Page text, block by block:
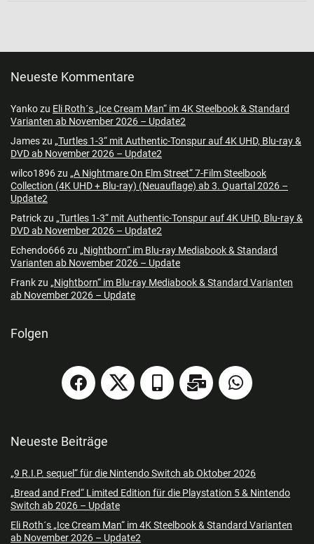
Neueste Kommentare
Yankozu Eli Roth´s „Ice Cream Man“ im 4K Steelbook & Standard
Varianten ab November 2026 – Update2
Jameszu „Turtles 1-3“ mit Authentic-Tonspur auf 4K UHD, Blu-ray &
DVD ab November 2026 – Update2
wilco1896zu „A Nightmare On Elm Street“ 7-Film Steelbook
Collection (4K UHD + Blu-ray) (Neuauflage) ab 3. Quartal 2026 –
Update2
Patrickzu „Turtles 1-3“ mit Authentic-Tonspur auf 4K UHD, Blu-ray &
DVD ab November 2026 – Update2
Echendo666zu „Nightborn“ im Blu-ray Mediabook & Standard
Varianten ab November 2026 – Update
Frankzu „Nightborn“ im Blu-ray Mediabook & Standard Varianten
ab November 2026 – Update
Folgen
Neueste Beiträge
„9 R.I.P. sequel“ für die Nintendo Switch ab Oktober 2026
„Bread and Fred“ Limited Edition für die Playstation 5 & Nintendo
Switch ab 2026 – Update
Eli Roth´s „Ice Cream Man“ im 4K Steelbook & Standard Varianten
ab November 2026 – Update2